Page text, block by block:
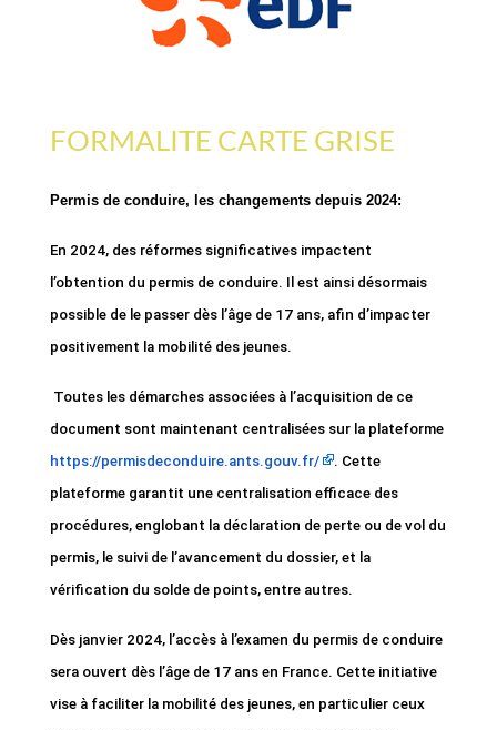
FORMALITE CARTE GRISE
Permis de conduire, les changements depuis 2024:
En 2024, des réformes significatives impactent
l’obtention du permis de conduire. Il est ainsi désormais
possible de le passer dès l’âge de 17 ans, afin d’impacter
positivement la mobilité des jeunes.
Toutes les démarches associées à l’acquisition de ce
document sont maintenant centralisées sur la plateforme
https://permisdeconduire.ants.gouv.fr/
. Cette
plateforme garantit une centralisation efficace des
procédures, englobant la déclaration de perte ou de vol du
permis, le suivi de l’avancement du dossier, et la
vérification du solde de points, entre autres.
Dès janvier 2024, l’accès à l’examen du permis de conduire
sera ouvert dès l’âge de 17 ans en France. Cette initiative
vise à faciliter la mobilité des jeunes, en particulier ceux